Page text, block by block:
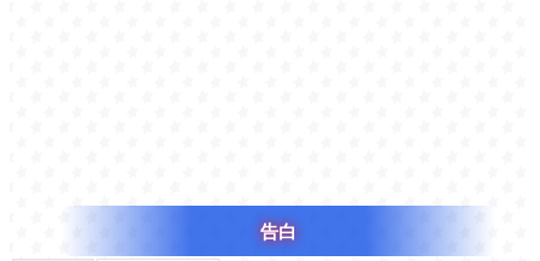
告白